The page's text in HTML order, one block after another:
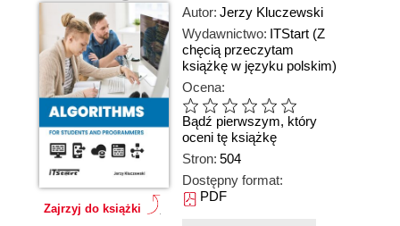
Zajrzyj do książki
Autor: Jerzy Kluczewski
Wydawnictwo: ITStart (Z
chęcią przeczytam
książkę w języku polskim)
Ocena:
Bądź pierwszym, który
oceni tę książkę
Stron: 504
Dostępny format:
PDF